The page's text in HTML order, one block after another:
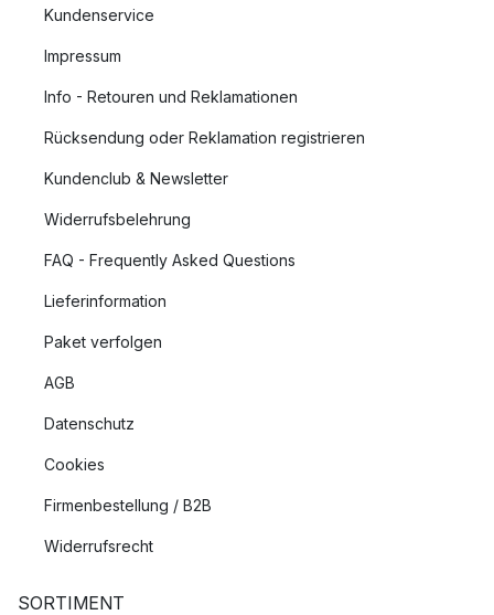
Kundenservice
Impressum
Info - Retouren und Reklamationen
Rücksendung oder Reklamation registrieren
Kundenclub & Newsletter
Widerrufsbelehrung
FAQ - Frequently Asked Questions
Lieferinformation
Paket verfolgen
AGB
Datenschutz
Cookies
Firmenbestellung / B2B
Widerrufsrecht
SORTIMENT